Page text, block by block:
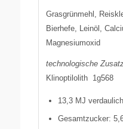
Grasgrünmehl,
Bierhefe, Leinöl,
Magnesiumoxid
technologische
Klinoptilolith 1g568
13,3 MJ
Gesamtzucker: